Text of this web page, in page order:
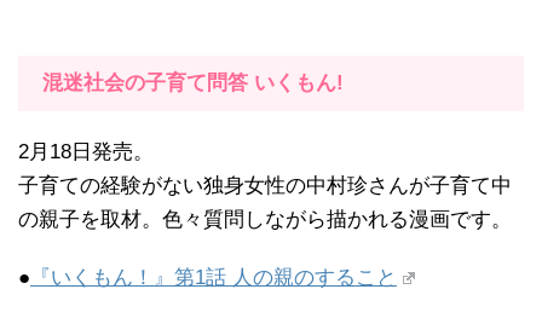
混迷社会の子育て問答 いくもん!
2月18日発売。
子育ての経験がない独身女性の中村珍さんが子育て中
の親子を取材。色々質問しながら描かれる漫画です。
● 『いくもん！』第1話 人の親のすること